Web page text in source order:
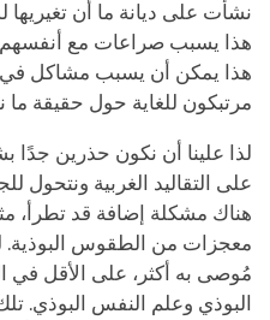
نشأت على ديانة ما أن تغيريها
هذا يسبب صراعات مع
هذا يمكن أن يسبب مشاكل في
مرتبكون للغاية حول حقيقة ما
لذا علينا أن نكون حذرين جدًا
على التقاليد الغربية ونتحول
هناك مشكلة إضافة قد تطرأ،
معجزات من الطقوس البوذية.
مُوصى به أكثر، على الأقل في
البوذي وعلم النفس البوذي.